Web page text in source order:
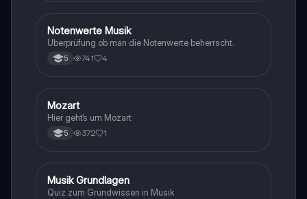
NMusik
Notenwerte Musik
Überprüfung ob man die Notenwerte beherrscht.
5 741 4
MMusik
Mozart
Hier geht‘s um Mozart
5 372 1
MMusik
Musik Grundlagen
Quiz zum Grundwissen in Musik